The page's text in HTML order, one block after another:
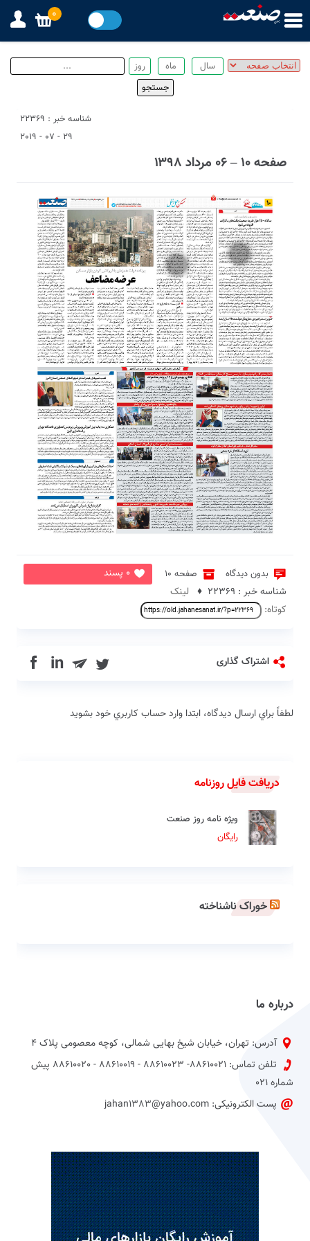
شناسه خبر : 22369
29 - 07 - 2019
صفحه ۱۰ – ۰۶ مرداد ۱۳۹۸
1
2
بدون دیدگاه صفحه 10
0 پسند
شناسه خبر : 22369 ♦
لینک
کوتاه:
اشتراک گذاری in
لطفاً براي ارسال دیدگاه، ابتدا وارد حساب كاربري خود بشويد
دریافت فایل روزنامه
ویژه نامه روز صنعت
رایگان
خوراک ناشناخته
درباره ما
آدرس: تهران، خیابان شیخ بهایی شمالی، کوچه معصومی پلاک 4
تلفن تماس: 88610021- 88610023 - 88610019 - 88610020 پیش
شماره 021
پست الکترونیکی: jahan1383@yahoo.com
0